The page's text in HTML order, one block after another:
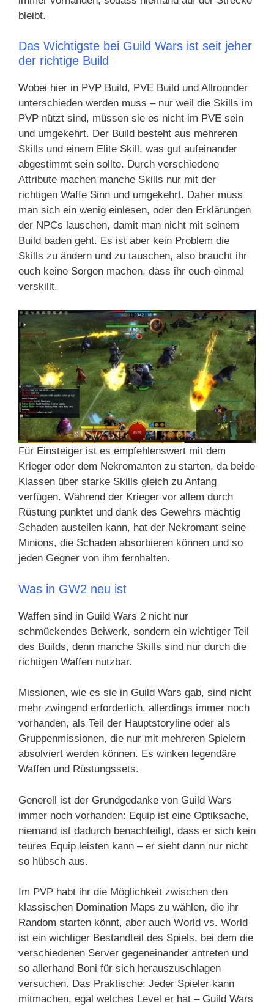
bleibt.
Das Wichtigste bei Guild Wars ist seit jeher
der richtige Build
Wobei hier in PVP Build, PVE Build und Allrounder
unterschieden werden muss – nur weil die Skills im
PVP nützt sind, müssen sie es nicht im PVE sein
und umgekehrt. Der Build besteht aus mehreren
Skills und einem Elite Skill, was gut aufeinander
abgestimmt sein sollte. Durch verschiedene
Attribute machen manche Skills nur mit der
richtigen Waffe Sinn und umgekehrt. Daher muss
man sich ein wenig einlesen, oder den Erklärungen
der NPCs lauschen, damit man nicht mit seinem
Build baden geht. Es ist aber kein Problem die
Skills zu ändern und zu tauschen, also braucht ihr
euch keine Sorgen machen, dass ihr euch einmal
verskillt.
Für Einsteiger ist es empfehlenswert mit dem
Krieger oder dem Nekromanten zu starten, da beide
Klassen über starke Skills gleich zu Anfang
verfügen. Während der Krieger vor allem durch
Rüstung punktet und dank des Gewehrs mächtig
Schaden austeilen kann, hat der Nekromant seine
Minions, die Schaden absorbieren können und so
jeden Gegner von ihm fernhalten.
Was in GW2 neu ist
Waffen sind in Guild Wars 2 nicht nur
schmückendes Beiwerk, sondern ein wichtiger Teil
des Builds, denn manche Skills sind nur durch die
richtigen Waffen nutzbar.
Missionen, wie es sie in Guild Wars gab, sind nicht
mehr zwingend erforderlich, allerdings immer noch
vorhanden, als Teil der Hauptstoryline oder als
Gruppenmissionen, die nur mit mehreren Spielern
absolviert werden können. Es winken legendäre
Waffen und Rüstungssets.
Generell ist der Grundgedanke von Guild Wars
immer noch vorhanden: Equip ist eine Optiksache,
niemand ist dadurch benachteiligt, dass er sich kein
teures Equip leisten kann – er sieht dann nur nicht
so hübsch aus.
Im PVP habt ihr die Möglichkeit zwischen den
klassischen Domination Maps zu wählen, die ihr
Random starten könnt, aber auch World vs. World
ist ein wichtiger Bestandteil des Spiels, bei dem die
verschiedenen Server gegeneinander antreten und
so allerhand Boni für sich herauszuschlagen
versuchen. Das Praktische: Jeder Spieler kann
mitmachen, egal welches Level er hat – Guild Wars